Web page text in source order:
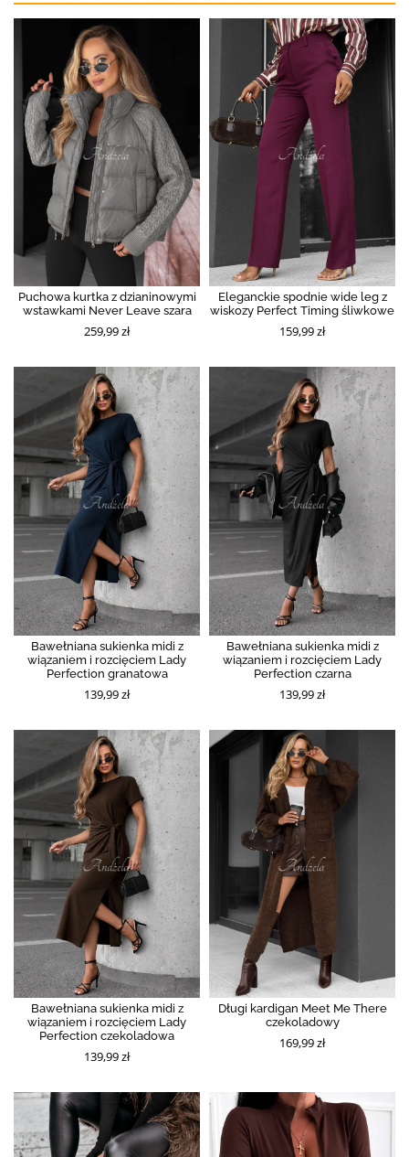
Puchowa kurtka z dzianinowymi
wstawkami Never Leave szara
259,99 zł
Eleganckie spodnie wide leg z
wiskozy Perfect Timing śliwkowe
159,99 zł
Bawełniana sukienka midi z
wiązaniem i rozcięciem Lady
Perfection granatowa
139,99 zł
Bawełniana sukienka midi z
wiązaniem i rozcięciem Lady
Perfection czarna
139,99 zł
Bawełniana sukienka midi z
wiązaniem i rozcięciem Lady
Perfection czekoladowa
139,99 zł
Długi kardigan Meet Me There
czekoladowy
169,99 zł